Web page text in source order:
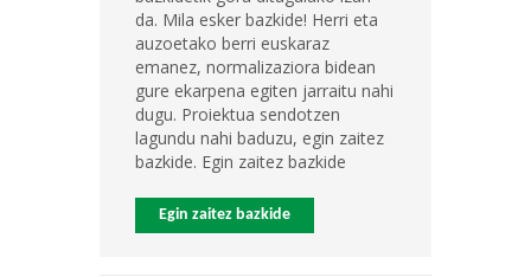
da. Mila esker bazkide! Herri eta
auzoetako berri euskaraz
emanez, normalizaziora bidean
gure ekarpena egiten jarraitu nahi
dugu. Proiektua sendotzen
lagundu nahi baduzu, egin zaitez
bazkide. Egin zaitez bazkide
Egin zaitez bazkide